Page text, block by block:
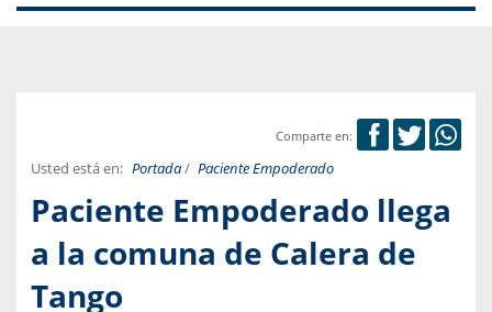
Comparte en:
Usted está en: Portada/ Paciente Empoderado
Paciente Empoderado llega
a la comuna de Calera de
Tango